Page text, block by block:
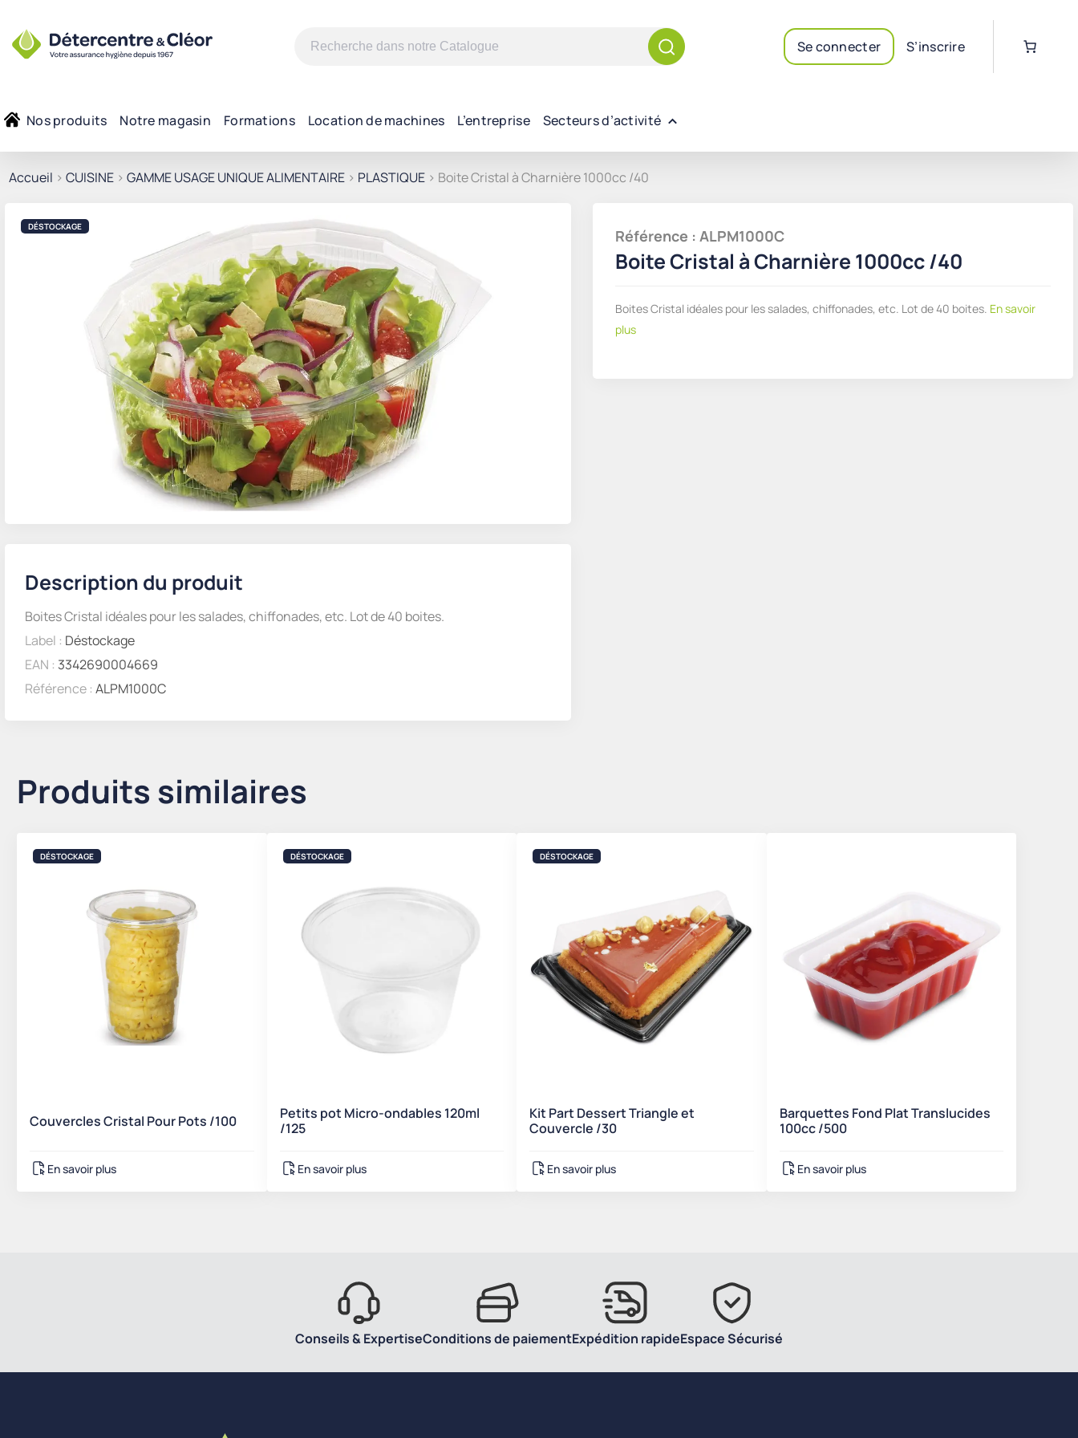
Recherche
Se connecter S’inscrire
Nos produits Notre magasin Formations Location de machines L’entreprise Secteurs d’activité
Accueil > CUISINE > GAMME USAGE UNIQUE ALIMENTAIRE > PLASTIQUE > Boite Cristal à Charnière 1000cc /40
DÉSTOCKAGE
Description du produit
Boites Cristal idéales pour les salades, chiffonades, etc. Lot de 40 boites.
Label : Déstockage
EAN : 3342690004669
Référence : ALPM1000C
Référence : ALPM1000C
Boite Cristal à Charnière 1000cc /40
Boites Cristal idéales pour les salades, chiffonades, etc. Lot de 40 boites. En savoir
plus
Produits similaires
DÉSTOCKAGE
Couvercles Cristal Pour Pots /100
En savoir plus
DÉSTOCKAGE
Petits pot Micro-ondables 120ml
/125
En savoir plus
DÉSTOCKAGE
Kit Part Dessert Triangle et
Couvercle /30
En savoir plus
Barquettes Fond Plat Translucides
100cc /500
En savoir plus
Conseils & ExpertiseConditions de paiementExpédition rapideEspace Sécurisé